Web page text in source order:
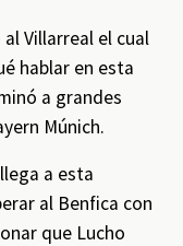
Villarreal el cual
hablar en esta
a grandes
Múnich.
a esta
al Benfica con
que Lucho